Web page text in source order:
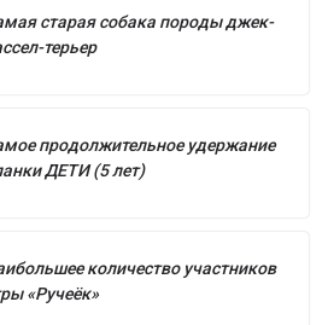
старая собака породы джек-
терьер
продолжительное удержание
ДЕТИ (5 лет)
количество участников
«Ручеёк»